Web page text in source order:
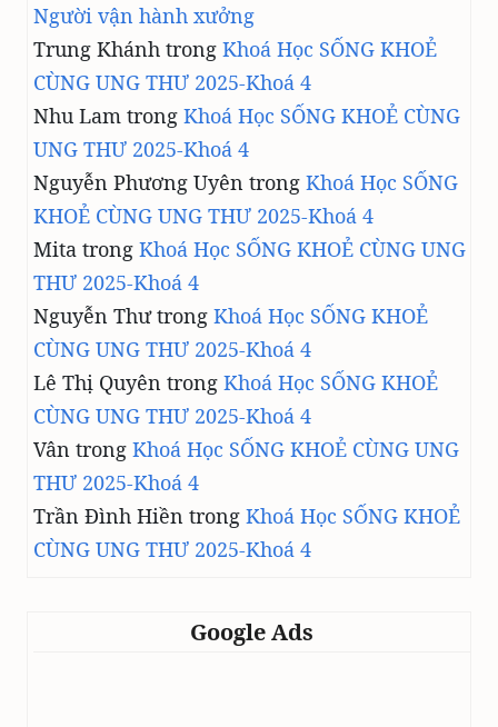
Người vận hành xưởng
Trung Khánh trong Khoá Học SỐNG KHOẺ
CÙNG UNG THƯ 2025-Khoá 4
Nhu Lam trong Khoá Học SỐNG KHOẺ CÙNG
UNG THƯ 2025-Khoá 4
Nguyễn Phương Uyên trong Khoá Học SỐNG
KHOẺ CÙNG UNG THƯ 2025-Khoá 4
Mita trong Khoá Học SỐNG KHOẺ CÙNG UNG
THƯ 2025-Khoá 4
Nguyễn Thưtrong Khoá Học SỐNG KHOẺ
CÙNG UNG THƯ 2025-Khoá 4
Lê Thị Quyên trong Khoá Học SỐNG KHOẺ
CÙNG UNG THƯ 2025-Khoá 4
Vân trong Khoá Học SỐNG KHOẺ CÙNG UNG
THƯ 2025-Khoá 4
Trần Đình Hiền trong Khoá Học SỐNG KHOẺ
CÙNG UNG THƯ 2025-Khoá 4
Google Ads